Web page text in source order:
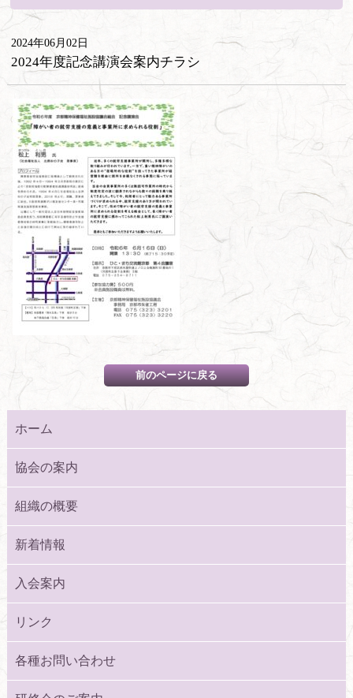
2024年06月02日
2024年度記念講演会案内チラシ
ホーム
協会の案内
組織の概要
新着情報
入会案内
リンク
各種お問い合わせ